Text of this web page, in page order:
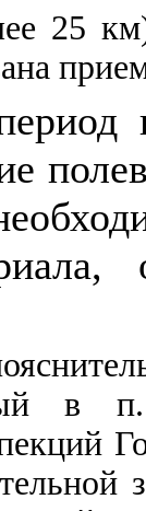
е 25
ана
риод
поле
обход
в п
ий